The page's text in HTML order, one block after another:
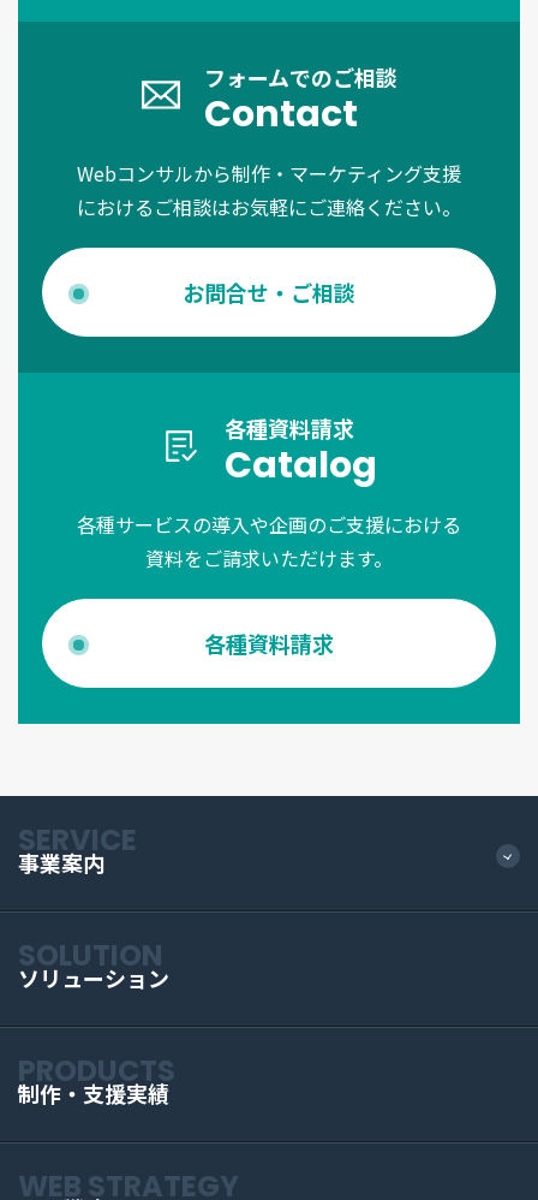
フォームでのご相談
Contact
Webコンサルから制作・マーケティング支援
におけるご相談はお気軽にご連絡ください。
お問合せ・ご相談
各種資料請求
Catalog
各種サービスの導入や企画のご支援における
資料をご請求いただけます。
各種資料請求
SERVICE
事業案内
SOLUTION
ソリューション
PRODUCTS
制作・支援実績
WEB STRATEGY